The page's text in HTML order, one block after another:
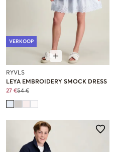
VERKOOP
RYVLS
LEYA EMBROIDERY SMOCK DRESS
27 €54 €